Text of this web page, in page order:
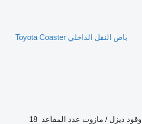
باص النقل الداخلي Toyota Coaster
وقود ديزل / مازوت عدد المقاعد 18